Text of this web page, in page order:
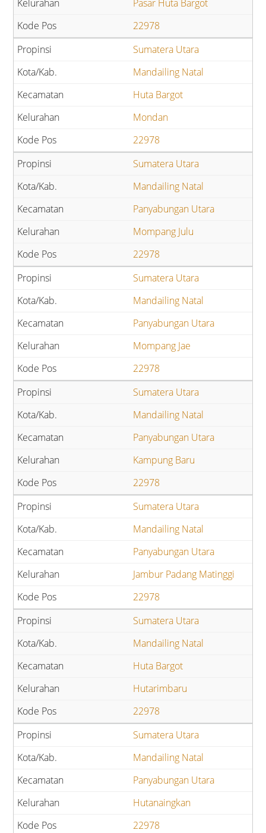
Pasar Huta Bargot
22978
Sumatera Utara
Mandailing Natal
Huta Bargot
Mondan
22978
Sumatera Utara
Mandailing Natal
Panyabungan Utara
Mompang Julu
22978
Sumatera Utara
Mandailing Natal
Panyabungan Utara
Mompang Jae
22978
Sumatera Utara
Mandailing Natal
Panyabungan Utara
Kampung Baru
22978
Sumatera Utara
Mandailing Natal
Panyabungan Utara
Jambur Padang Matinggi
22978
Sumatera Utara
Mandailing Natal
Huta Bargot
Hutarimbaru
22978
Sumatera Utara
Mandailing Natal
Panyabungan Utara
Hutanaingkan
22978